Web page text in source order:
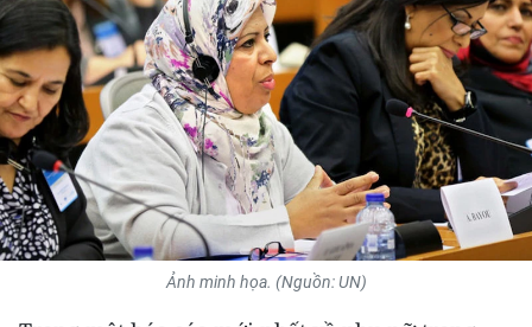
Y TẾ
KHOA HỌC - CÔNG NGHỆ
MÔI TRƯỜNG
BẠN ĐỌC
KIỂM CHỨNG THÔNG TIN
Ảnh minh họa. (Nguồn: UN)